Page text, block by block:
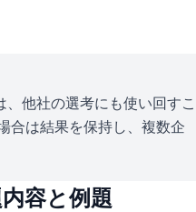
他社の選考にも使い回すこ
合は結果を保持し、複数企
容と例題